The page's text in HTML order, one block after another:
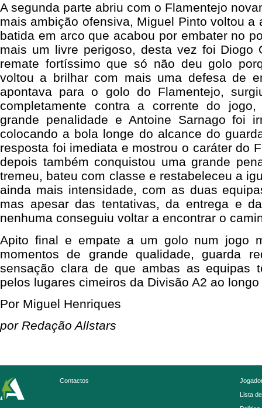
A segunda parte abriu com o Flamentejo
mais ambição ofensiva, Miguel Pinto voltou a
batida em arco que acabou por embater no
mais um livre perigoso, desta vez foi Diogo
remate fortíssimo que só não deu golo
voltou a brilhar com mais uma defesa de
apontava para o golo do Flamentejo,
completamente contra a corrente do
grande penalidade e Antoine Sarnago foi
colocando a bola longe do alcance do
resposta foi imediata e mostrou o caráter do
depois também conquistou uma grande
tremeu, bateu com classe e restabeleceu a
ainda mais intensidade, com as duas
mas apesar das tentativas, da entrega e
nenhuma conseguiu voltar a encontrar o
Apito final e empate a um golo num jogo
momentos de grande qualidade, guarda
sensação clara de que ambas as equipas
pelos lugares cimeiros da Divisão A2 ao
Por Miguel Henriques
por Redação Allstars
Contactos
Lista